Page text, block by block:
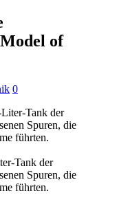
of
0
Tank der
Spuren, die
führten.